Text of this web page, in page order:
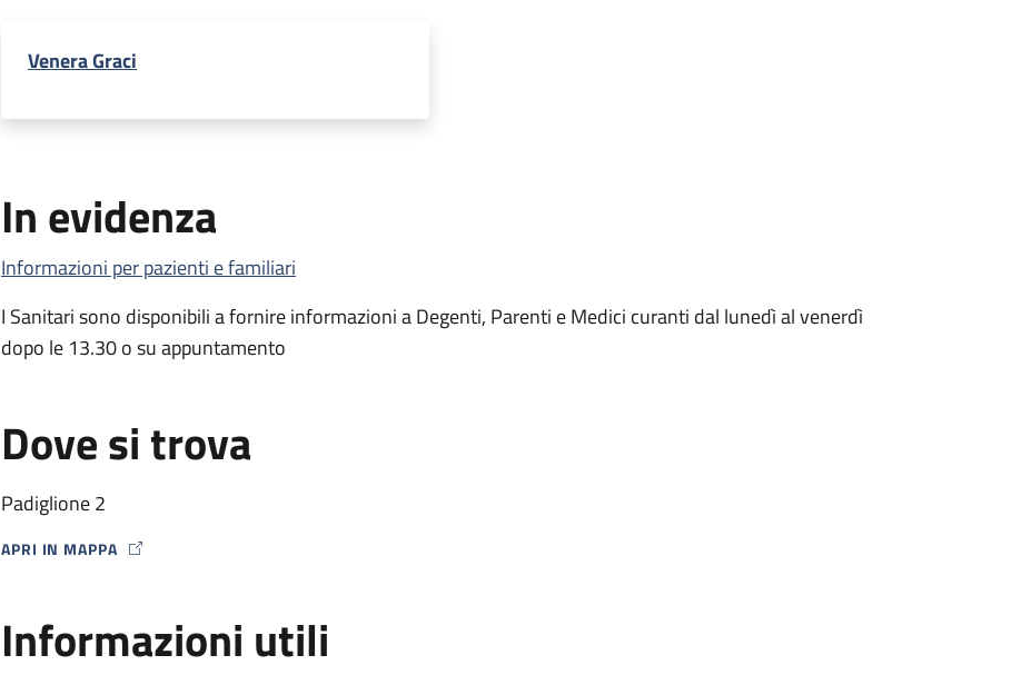
Venera Graci
In evidenza
Informazioni per pazienti e familiari
I Sanitari sono disponibili a fornire informazioni a Degenti, Parenti e Medici curanti dal lunedì al venerdì
dopo le 13.30 o su appuntamento
Dove si trova
Padiglione 2
APRI IN MAPPA
MAP ICON
Informazioni utili